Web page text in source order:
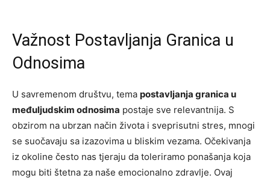
Važnost Postavljanja Granica u
Odnosima
U savremenom društvu, tema postavljanja granica u
međuljudskim odnosima postaje sve relevantnija. S
obzirom na ubrzan način života i sveprisutni stres, mnogi
se suočavaju sa izazovima u bliskim vezama. Očekivanja
iz okoline često nas tjeraju da toleriramo ponašanja koja
mogu biti štetna za naše emocionalno zdravlje. Ovaj